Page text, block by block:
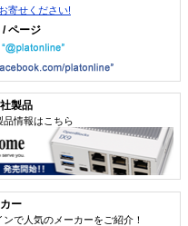
寄せください!
ページ
製品
品情報はこちら
ー
で人気のメーカーをご紹介！